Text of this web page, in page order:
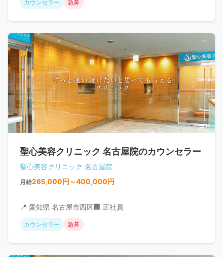
カウンセラー 急募
聖心美容クリニック 名古屋院のカウンセラー
聖心美容クリニック 名古屋院
月給265,000円～400,000円
📍 愛知県 名古屋市西区🏢 正社員
カウンセラー 急募